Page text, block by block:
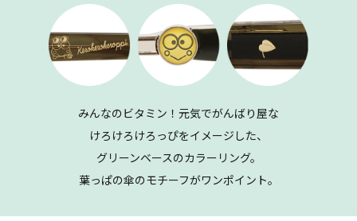
みんなのビタミン！元気でがんばり屋な
けろけろけろっぴをイメージした、
グリーンベースのカラーリング。
葉っぱの傘のモチーフがワンポイント。